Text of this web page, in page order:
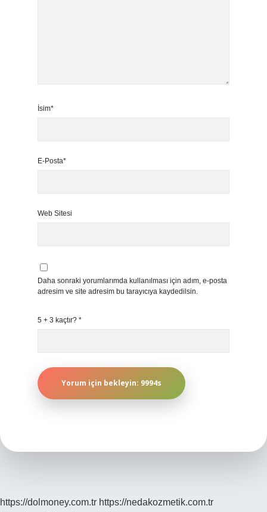
İsim*
E-Posta*
Web Sitesi
Daha sonraki yorumlarımda kullanılması için adım, e-posta
adresim ve site adresim bu tarayıcıya kaydedilsin.
5 + 3 kaçtır? *
https://dolmoney.com.tr https://nedakozmetik.com.tr